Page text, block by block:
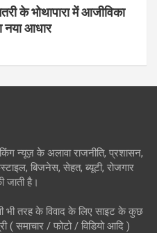
के भोथापारा में आजीविका
नया आधार
न्यूज़ के अलावा राजनीति, प्रशासन,
बिजनेस, सेहत, ब्यूटी, रोजगार
जाती है।
भी तरह के विवाद के लिए साइट के कुछ
( समाचार / फोटो / विडियो आदि )